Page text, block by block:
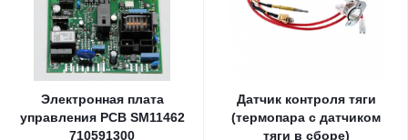
Электронная плата
управления PCB SM11462
710591300
Датчик контроля тяги
(термопара с датчиком
тяги в сборе)